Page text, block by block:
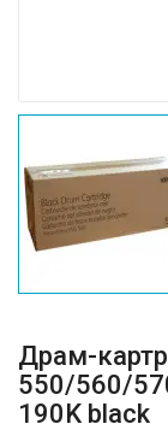
Драм-
550/560/
190K black